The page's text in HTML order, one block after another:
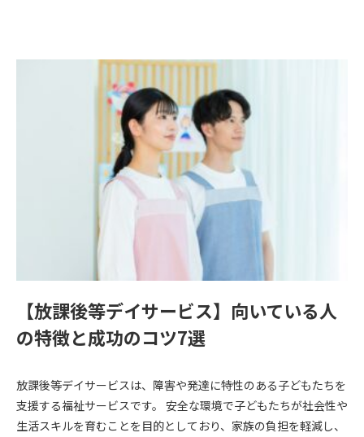
【放課後等デイサービス】向いている人
の特徴と成功のコツ7選
放課後等デイサービスは、障害や発達に特性のある子どもたちを
支援する福祉サービスです。 安全な環境で子どもたちが社会性や
生活スキルを育むことを目的としており、家族の負担を軽減し、